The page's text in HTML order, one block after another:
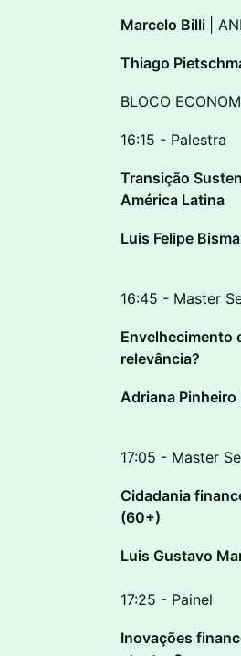
Marcelo Billi |
Thiago
BLOCO
16:15 - Palestra
Transição
América Latina
Luis Felipe
16:45 - Master
Envelhecimento
relevância?
Adriana Pinheiro |
17:05 - Master
Cidadania
(60+)
Luis Gustavo
17:25 - Painel
Inovações